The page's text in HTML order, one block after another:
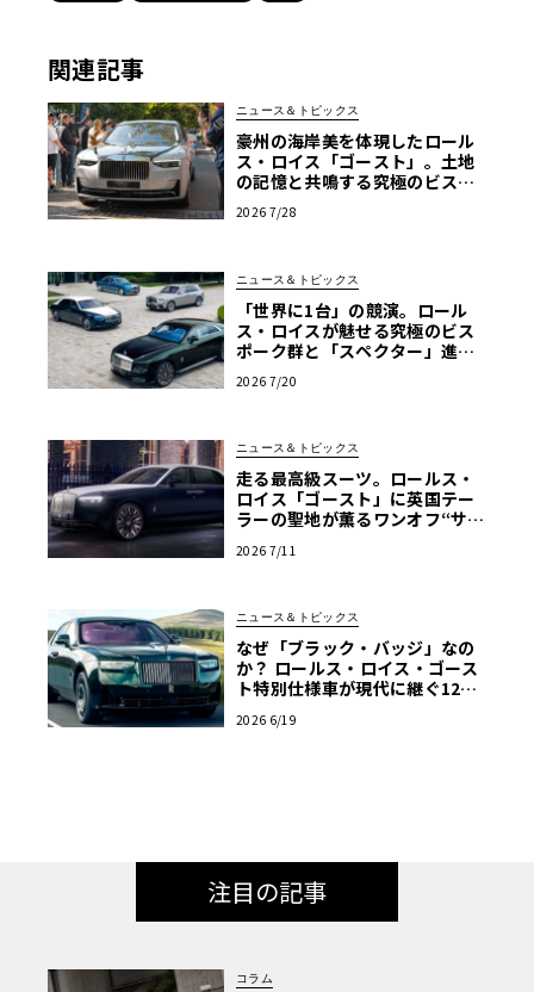
関連記事
ニュース＆トピックス
豪州の海岸美を体現したロール
ス・ロイス「ゴースト」。土地
の記憶と共鳴する究極のビスポ
2026 7/28
ニュース＆トピックス
「世界に1台」の競演。ロール
ス・ロイスが魅せる究極のビス
ポーク群と「スペクター」進化
2026 7/20
ニュース＆トピックス
走る最高級スーツ。ロールス・
ロイス「ゴースト」に英国テー
ラーの聖地が薫るワンオフ“サヴ
2026 7/11
ニュース＆トピックス
なぜ「ブラック・バッジ」なの
か？ ロールス・ロイス・ゴース
ト特別仕様車が現代に継ぐ120
2026 6/19
注目の記事
コラム